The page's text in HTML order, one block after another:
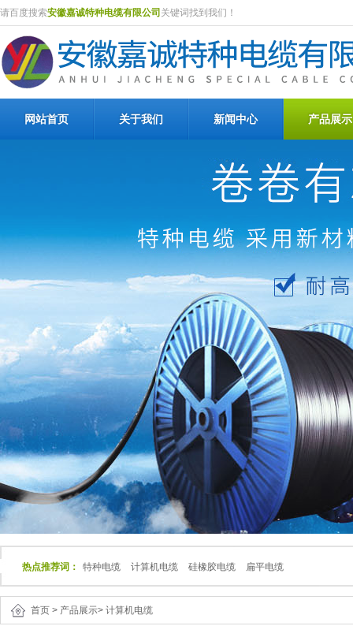
请百度搜索安徽嘉诚特种电缆有限公司 关键词找到我们！
网站首页 关于我们 新闻中心 产品展示
热点推荐词： 特种电缆 计算机电缆 硅橡胶电缆 扁平电缆
首页 > 产品展示> 计算机电缆